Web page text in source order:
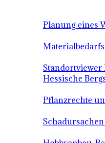
Planung eines
Standortviewer
Hessische
Pflanzrechte